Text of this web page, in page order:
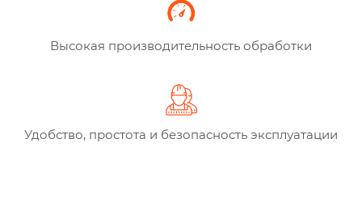
Высокая производительность обработки
Удобство, простота и безопасность эксплуатации